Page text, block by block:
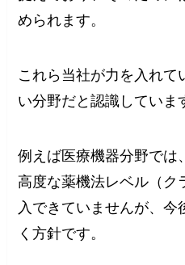
められます。
これら当社が力を入れて
い分野だと認識していま
例えば医療機器分野では
高度な薬機法レベル（ク
入できていませんが、
く方針です。